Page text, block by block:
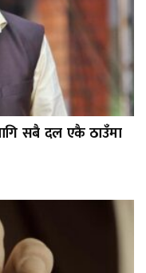
सबै दल एकै ठाउँमा